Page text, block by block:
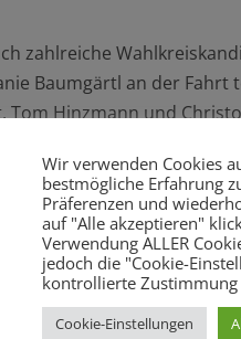
zahlreiche
Baumgärtl an der Fahrt
Tom Hinzmann und
Andreas Ernst.
wurden anschließend
Fraktionssaal der SPD-
gab es Gelegenheit,
Wahlkreis unterwegs
Wir verwenden Cookies
bestmögliche Erfahrung
Präferenzen und
auf "Alle akzeptieren"
Verwendung ALLER
jedoch die "Cookie-
kontrollierte Zustimmung
Cookie-Einstellungen